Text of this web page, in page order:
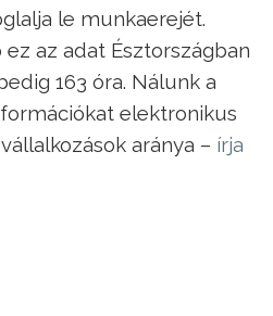
le munkaerejét.
az adat Észtországban
163 óra. Nálunk a
elektronikus
aránya – írja